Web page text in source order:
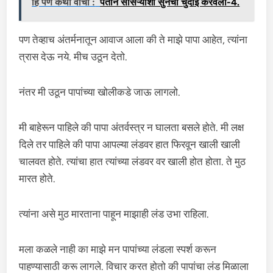
पण तेव्हाच अंतर्मनातून आवाज आला की ते माझे पापा आहेत, त्यांना
त्रास देऊ नये. मीच उठून देतो.
नंतर मी उठून पापांच्या खोलीकडे जाऊ लागलो.
मी बाहेरून पाहिले की पापा अंतर्वस्त्र न घालता बसले होते. मी लक्ष
दिले तर पाहिले की पापा आपल्या लंडवर हात फिरवून खाली खाली
चालवत होते. त्यांचा हात त्यांच्या लंडवर वर खाली होत होता. ते मुठ
मारत होते.
त्यांना असे मुठ मारताना पाहून माझाही लंड उभा राहिला.
मला कळले नाही का माझे मन पापांच्या लंडला स्पर्श करून
पाहण्यासाठी करू लागले. विचार करत होतो की पापांचा लंड मिळाला